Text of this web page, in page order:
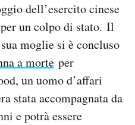
dell’esercito cinese
un colpo di stato. Il
moglie si è concluso
a morte per
un uomo d’affari
stata accompagnata da
e potrà essere